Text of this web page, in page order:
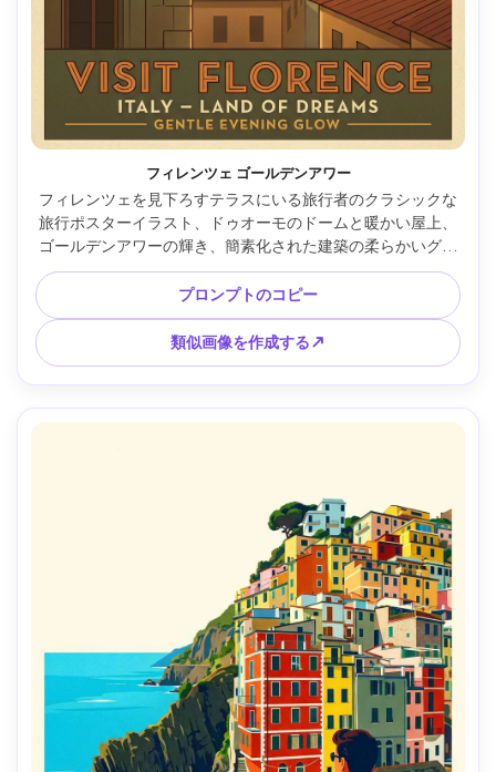
フィレンツェ ゴールデンアワー
フィレンツェを見下ろすテラスにいる旅行者のクラシックな
旅行ポスターイラスト、ドゥオーモのドームと暖かい屋上、
ゴールデンアワーの輝き、簡素化された建築の柔らかいグラ
デーション、下部にミッドセンチュリーのタイポグラフィス
ペース、暖かいシエナとオリーブのパレット、穏やかな木目
ときれいなラインワーク、85mmレンズ、浅い被写界深度、
柔らかい映画のような照明 --ar 4:5
プロンプトのコピー
類似画像を作成する↗